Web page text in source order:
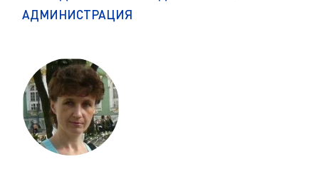
АДМИНИСТРАЦИЯ